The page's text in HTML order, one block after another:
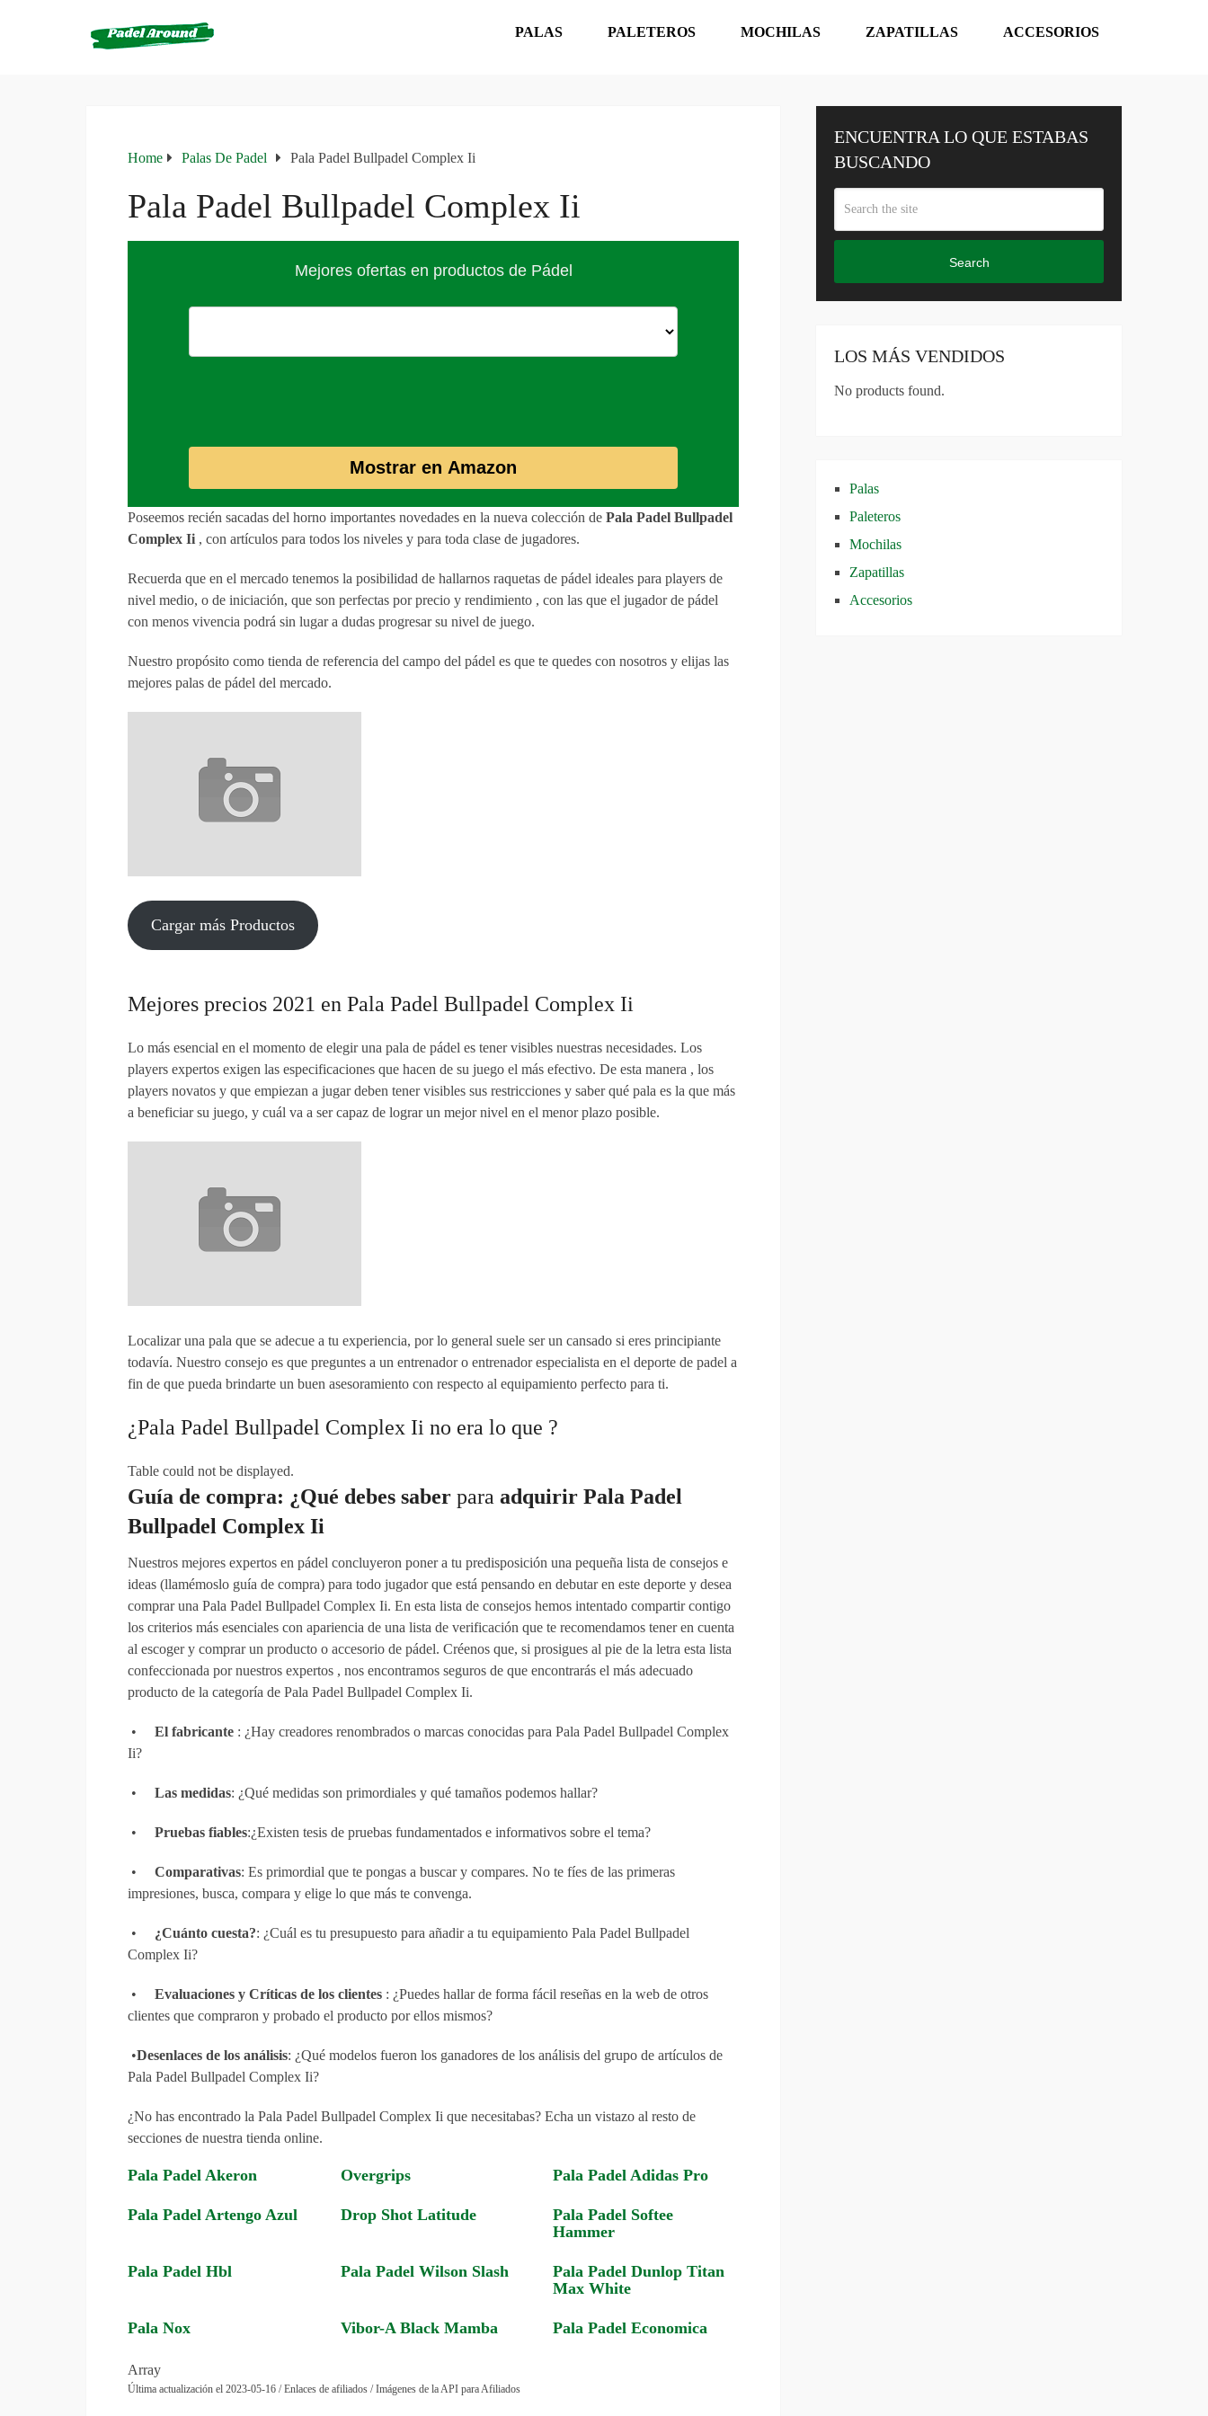
PALAS PALETEROS MOCHILAS ZAPATILLAS ACCESORIOS
Home Palas De Padel Pala Padel Bullpadel Complex Ii
Pala Padel Bullpadel Complex Ii
Mejores ofertas en productos de Pádel
Mostrar en Amazon
Poseemos recién sacadas del horno importantes novedades en la nueva colección de Pala Padel Bullpadel
Complex Ii , con artículos para todos los niveles y para toda clase de jugadores.
Recuerda que en el mercado tenemos la posibilidad de hallarnos raquetas de pádel ideales para players de
nivel medio, o de iniciación, que son perfectas por precio y rendimiento , con las que el jugador de pádel
con menos vivencia podrá sin lugar a dudas progresar su nivel de juego.
Nuestro propósito como tienda de referencia del campo del pádel es que te quedes con nosotros y elijas las
mejores palas de pádel del mercado.
Cargar más Productos
Mejores precios 2021 en Pala Padel Bullpadel Complex Ii
Lo más esencial en el momento de elegir una pala de pádel es tener visibles nuestras necesidades. Los
players expertos exigen las especificaciones que hacen de su juego el más efectivo. De esta manera , los
players novatos y que empiezan a jugar deben tener visibles sus restricciones y saber qué pala es la que más
a beneficiar su juego, y cuál va a ser capaz de lograr un mejor nivel en el menor plazo posible.
Localizar una pala que se adecue a tu experiencia, por lo general suele ser un cansado si eres principiante
todavía. Nuestro consejo es que preguntes a un entrenador o entrenador especialista en el deporte de padel a
fin de que pueda brindarte un buen asesoramiento con respecto al equipamiento perfecto para ti.
¿Pala Padel Bullpadel Complex Ii no era lo que ?
Table could not be displayed.
Guía de compra: ¿Qué debes saber para adquirir Pala Padel
Bullpadel Complex Ii
Nuestros mejores expertos en pádel concluyeron poner a tu predisposición una pequeña lista de consejos e
ideas (llamémoslo guía de compra) para todo jugador que está pensando en debutar en este deporte y desea
comprar una Pala Padel Bullpadel Complex Ii. En esta lista de consejos hemos intentado compartir contigo
los criterios más esenciales con apariencia de una lista de verificación que te recomendamos tener en cuenta
al escoger y comprar un producto o accesorio de pádel. Créenos que, si prosigues al pie de la letra esta lista
confeccionada por nuestros expertos , nos encontramos seguros de que encontrarás el más adecuado
producto de la categoría de Pala Padel Bullpadel Complex Ii.
• El fabricante : ¿Hay creadores renombrados o marcas conocidas para Pala Padel Bullpadel Complex
Ii?
• Las medidas: ¿Qué medidas son primordiales y qué tamaños podemos hallar?
• Pruebas fiables:¿Existen tesis de pruebas fundamentados e informativos sobre el tema?
• Comparativas: Es primordial que te pongas a buscar y compares. No te fíes de las primeras
impresiones, busca, compara y elige lo que más te convenga.
• ¿Cuánto cuesta?: ¿Cuál es tu presupuesto para añadir a tu equipamiento Pala Padel Bullpadel
Complex Ii?
• Evaluaciones y Críticas de los clientes : ¿Puedes hallar de forma fácil reseñas en la web de otros
clientes que compraron y probado el producto por ellos mismos?
•Desenlaces de los análisis: ¿Qué modelos fueron los ganadores de los análisis del grupo de artículos de
Pala Padel Bullpadel Complex Ii?
¿No has encontrado la Pala Padel Bullpadel Complex Ii que necesitabas? Echa un vistazo al resto de
secciones de nuestra tienda online.
Pala Padel Akeron Overgrips Pala Padel Adidas Pro
Pala Padel Artengo Azul Drop Shot Latitude
Pala Padel Softee
Hammer
Pala Padel Hbl Pala Padel Wilson Slash
Pala Padel Dunlop Titan
Max White
Pala Nox Vibor-A Black Mamba Pala Padel Economica
Array
Última actualización el 2023-05-16 / Enlaces de afiliados / Imágenes de la API para Afiliados
ENCUENTRA LO QUE ESTABAS
BUSCANDO
Search
LOS MÁS VENDIDOS
No products found.
Palas
Paleteros
Mochilas
Zapatillas
Accesorios